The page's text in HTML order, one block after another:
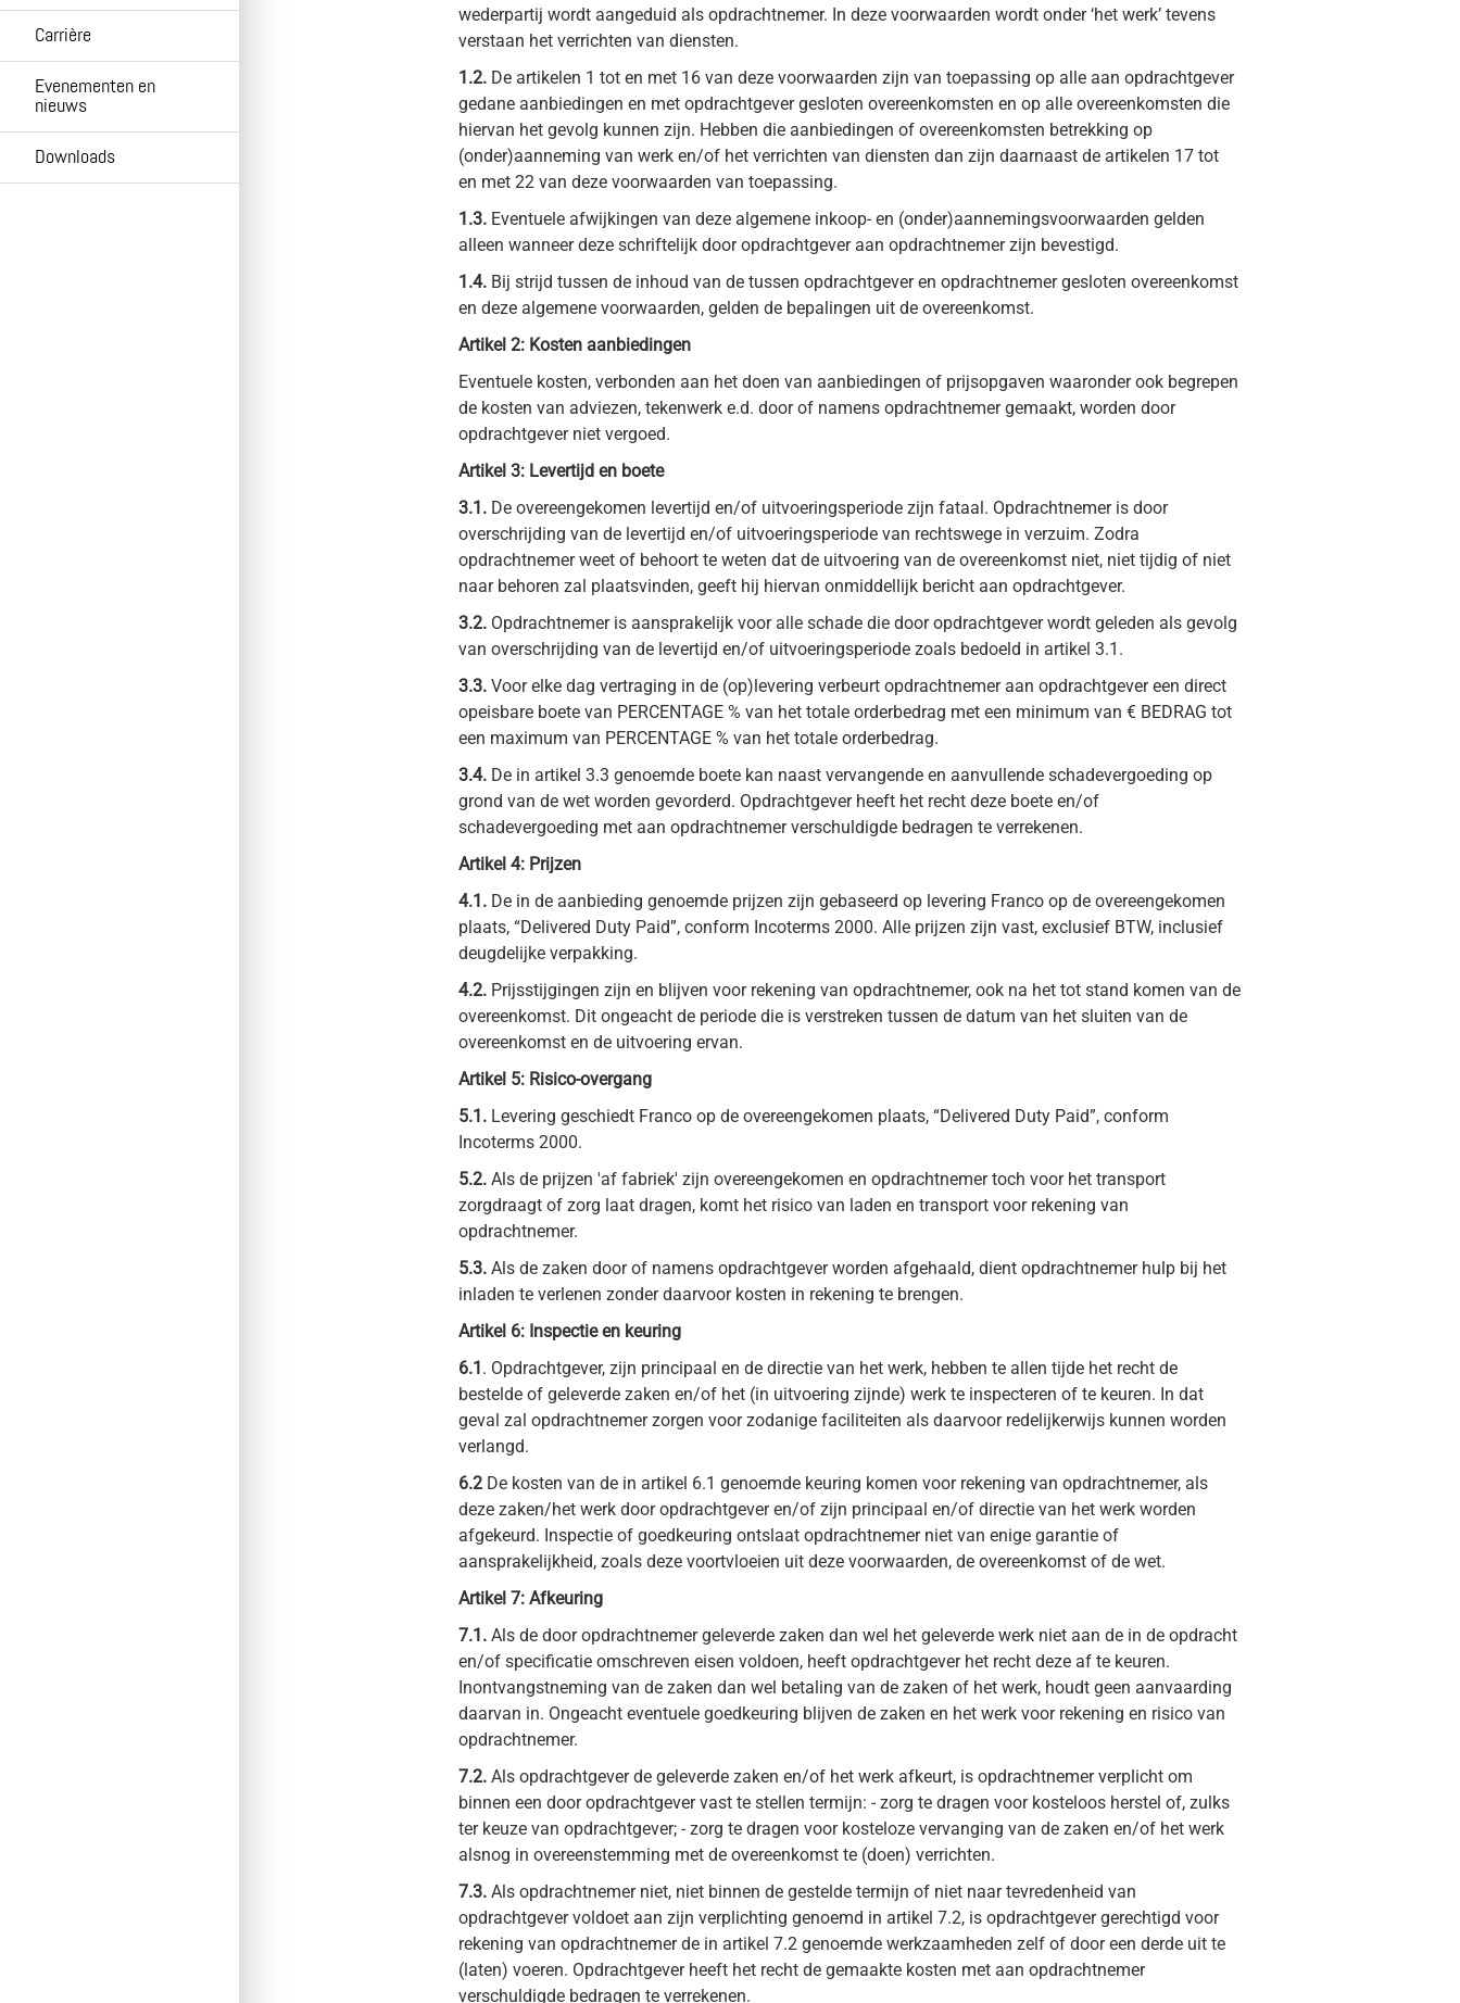
Doorstroom/volumestroom
Fecaliën opvoerinstallaties
Vrije doorlaat
Opvoerinstallaties
Hogedrukpomp
Lager
Motorkoeling
Propellerpompen
Roerwerken
Dompelpomp
Droge installatie
Volumestroom / doorstroom
Carrière
Evenementen en
nieuws
Downloads
wederpartij wordt aangeduid als opdrachtnemer. In deze voorwaarden wordt onder ‘het werk’ tevens
verstaan het verrichten van diensten.
1.2. De artikelen 1 tot en met 16 van deze voorwaarden zijn van toepassing op alle aan opdrachtgever
gedane aanbiedingen en met opdrachtgever gesloten overeenkomsten en op alle overeenkomsten die
hiervan het gevolg kunnen zijn. Hebben die aanbiedingen of overeenkomsten betrekking op
(onder)aanneming van werk en/of het verrichten van diensten dan zijn daarnaast de artikelen 17 tot
en met 22 van deze voorwaarden van toepassing.
1.3. Eventuele afwijkingen van deze algemene inkoop- en (onder)aannemingsvoorwaarden gelden
alleen wanneer deze schriftelijk door opdrachtgever aan opdrachtnemer zijn bevestigd.
1.4. Bij strijd tussen de inhoud van de tussen opdrachtgever en opdrachtnemer gesloten overeenkomst
en deze algemene voorwaarden, gelden de bepalingen uit de overeenkomst.
Artikel 2: Kosten aanbiedingen
Eventuele kosten, verbonden aan het doen van aanbiedingen of prijsopgaven waaronder ook begrepen
de kosten van adviezen, tekenwerk e.d. door of namens opdrachtnemer gemaakt, worden door
opdrachtgever niet vergoed.
Artikel 3: Levertijd en boete
3.1. De overeengekomen levertijd en/of uitvoeringsperiode zijn fataal. Opdrachtnemer is door
overschrijding van de levertijd en/of uitvoeringsperiode van rechtswege in verzuim. Zodra
opdrachtnemer weet of behoort te weten dat de uitvoering van de overeenkomst niet, niet tijdig of niet
naar behoren zal plaatsvinden, geeft hij hiervan onmiddellijk bericht aan opdrachtgever.
3.2. Opdrachtnemer is aansprakelijk voor alle schade die door opdrachtgever wordt geleden als gevolg
van overschrijding van de levertijd en/of uitvoeringsperiode zoals bedoeld in artikel 3.1.
3.3. Voor elke dag vertraging in de (op)levering verbeurt opdrachtnemer aan opdrachtgever een direct
opeisbare boete van PERCENTAGE % van het totale orderbedrag met een minimum van € BEDRAG tot
een maximum van PERCENTAGE % van het totale orderbedrag.
3.4. De in artikel 3.3 genoemde boete kan naast vervangende en aanvullende schadevergoeding op
grond van de wet worden gevorderd. Opdrachtgever heeft het recht deze boete en/of
schadevergoeding met aan opdrachtnemer verschuldigde bedragen te verrekenen.
Artikel 4: Prijzen
4.1. De in de aanbieding genoemde prijzen zijn gebaseerd op levering Franco op de overeengekomen
plaats, “Delivered Duty Paid”, conform Incoterms 2000. Alle prijzen zijn vast, exclusief BTW, inclusief
deugdelijke verpakking.
4.2. Prijsstijgingen zijn en blijven voor rekening van opdrachtnemer, ook na het tot stand komen van de
overeenkomst. Dit ongeacht de periode die is verstreken tussen de datum van het sluiten van de
overeenkomst en de uitvoering ervan.
Artikel 5: Risico-overgang
5.1. Levering geschiedt Franco op de overeengekomen plaats, “Delivered Duty Paid”, conform
Incoterms 2000.
5.2. Als de prijzen 'af fabriek' zijn overeengekomen en opdrachtnemer toch voor het transport
zorgdraagt of zorg laat dragen, komt het risico van laden en transport voor rekening van
opdrachtnemer.
5.3. Als de zaken door of namens opdrachtgever worden afgehaald, dient opdrachtnemer hulp bij het
inladen te verlenen zonder daarvoor kosten in rekening te brengen.
Artikel 6: Inspectie en keuring
6.1. Opdrachtgever, zijn principaal en de directie van het werk, hebben te allen tijde het recht de
bestelde of geleverde zaken en/of het (in uitvoering zijnde) werk te inspecteren of te keuren. In dat
geval zal opdrachtnemer zorgen voor zodanige faciliteiten als daarvoor redelijkerwijs kunnen worden
verlangd.
6.2 De kosten van de in artikel 6.1 genoemde keuring komen voor rekening van opdrachtnemer, als
deze zaken/het werk door opdrachtgever en/of zijn principaal en/of directie van het werk worden
afgekeurd. Inspectie of goedkeuring ontslaat opdrachtnemer niet van enige garantie of
aansprakelijkheid, zoals deze voortvloeien uit deze voorwaarden, de overeenkomst of de wet.
Artikel 7: Afkeuring
7.1. Als de door opdrachtnemer geleverde zaken dan wel het geleverde werk niet aan de in de opdracht
en/of specificatie omschreven eisen voldoen, heeft opdrachtgever het recht deze af te keuren.
Inontvangstneming van de zaken dan wel betaling van de zaken of het werk, houdt geen aanvaarding
daarvan in. Ongeacht eventuele goedkeuring blijven de zaken en het werk voor rekening en risico van
opdrachtnemer.
7.2. Als opdrachtgever de geleverde zaken en/of het werk afkeurt, is opdrachtnemer verplicht om
binnen een door opdrachtgever vast te stellen termijn: - zorg te dragen voor kosteloos herstel of, zulks
ter keuze van opdrachtgever; - zorg te dragen voor kosteloze vervanging van de zaken en/of het werk
alsnog in overeenstemming met de overeenkomst te (doen) verrichten.
7.3. Als opdrachtnemer niet, niet binnen de gestelde termijn of niet naar tevredenheid van
opdrachtgever voldoet aan zijn verplichting genoemd in artikel 7.2, is opdrachtgever gerechtigd voor
rekening van opdrachtnemer de in artikel 7.2 genoemde werkzaamheden zelf of door een derde uit te
(laten) voeren. Opdrachtgever heeft het recht de gemaakte kosten met aan opdrachtnemer
verschuldigde bedragen te verrekenen.